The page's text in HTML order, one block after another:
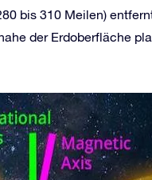
bis 310 Meilen)
der Erdoberfläche